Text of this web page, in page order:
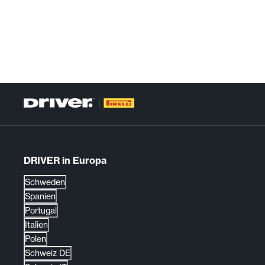
DRIVER in Europa
Schweden
Spanien
Portugal
Italien
Polen
Schweiz DE